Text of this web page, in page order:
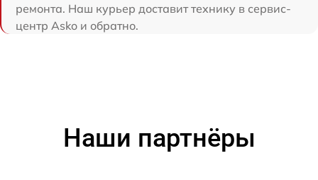
ремонта. Наш курьер доставит технику в сервис-
центр Asko и обратно.
Наши партнёры